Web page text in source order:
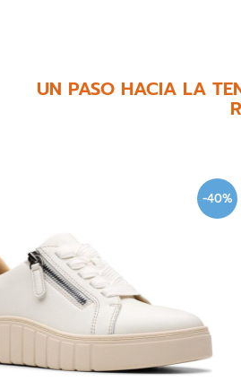
UN PASO HACIA LA
-40%